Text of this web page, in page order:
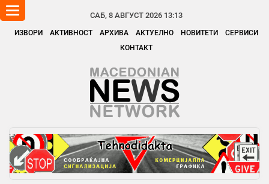
САБ, 8 АВГУСТ 2026 13:13
ИЗВОРИ АКТИВНОСТ АРХИВА АКТУЕЛНО НОВИТЕТИ
СЕРВИСИ
КОНТАКТ
Toggle
navigation